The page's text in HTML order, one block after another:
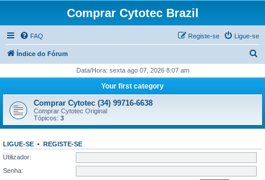
Comprar Cytotec Brazil
FAQ Ligue-se
Registe-se
Índice do Fórum
q
i
Data/Hora: sexta ago 07, 2026 8:07 am
Your first category
Comprar Cytotec (34) 99716-6638
Comprar Cytotec Original
Tópicos: 3
LIGUE-SE • REGISTE-SE
Utilizador:
Senha: